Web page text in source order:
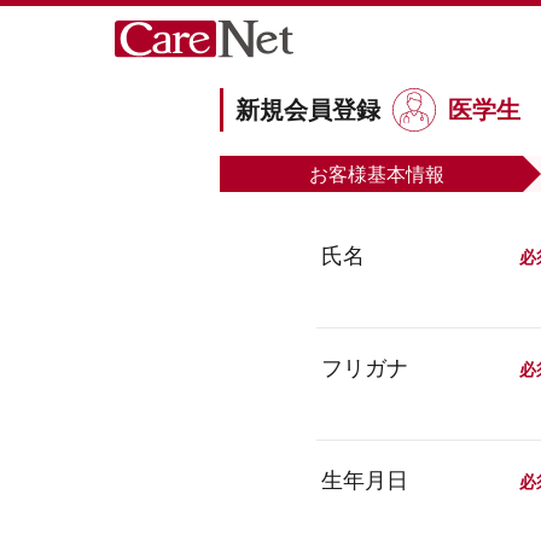
新規会員登録 医学生
お客様基本情報
氏名 必
フリガナ 必
生年月日 必